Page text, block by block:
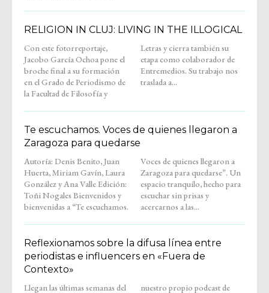
RELIGION IN CLUJ: LIVING IN THE ILLOGICAL
Con este fotorreportaje,
Jacobo García Ochoa pone el
broche final a su formación
en el Grado de Periodismo de
la Facultad de Filosofía y
Letras y cierra también su
etapa como colaborador de
Entremedios. Su trabajo nos
traslada a...
Te escuchamos. Voces de quienes llegaron a
Zaragoza para quedarse
Autoría: Denis Benito, Juan
Huerta, Miriam Gavín, Laura
González y Ana Valle Edición:
Toñi Nogales Bienvenidos y
bienvenidas a “Te escuchamos.
Voces de quienes llegaron a
Zaragoza para quedarse”. Un
espacio tranquilo, hecho para
escuchar sin prisas y
acercarnos a las...
Reflexionamos sobre la difusa línea entre
periodistas e influencers en «Fuera de
Contexto»
Llegan las últimas semanas del
nuestro propio podcast de